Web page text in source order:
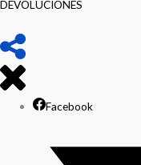
DEVOLUCIONES
Facebook